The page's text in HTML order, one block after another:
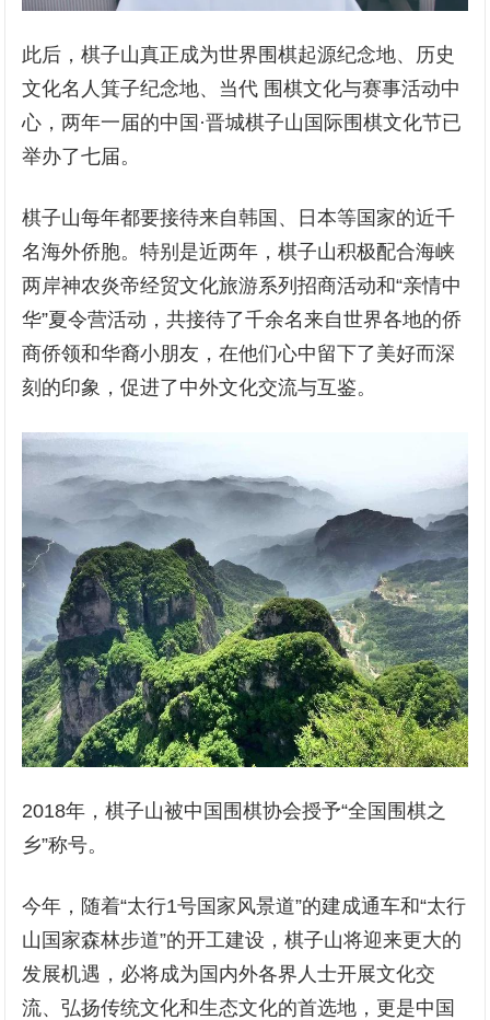
此后，棋子山真正成为世界围棋起源纪念地、历史
文化名人箕子纪念地、当代 围棋文化与赛事活动中
心，两年一届的中国·晋城棋子山国际围棋文化节已
举办了七届。
棋子山每年都要接待来自韩国、日本等国家的近千
名海外侨胞。特别是近两年，棋子山积极配合海峡
两岸神农炎帝经贸文化旅游系列招商活动和“亲情中
华”夏令营活动，共接待了千余名来自世界各地的侨
商侨领和华裔小朋友，在他们心中留下了美好而深
刻的印象，促进了中外文化交流与互鉴。
2018年，棋子山被中国围棋协会授予“全国围棋之
乡”称号。
今年，随着“太行1号国家风景道”的建成通车和“太行
山国家森林步道”的开工建设，棋子山将迎来更大的
发展机遇，必将成为国内外各界人士开展文化交
流、弘扬传统文化和生态文化的首选地，更是中国